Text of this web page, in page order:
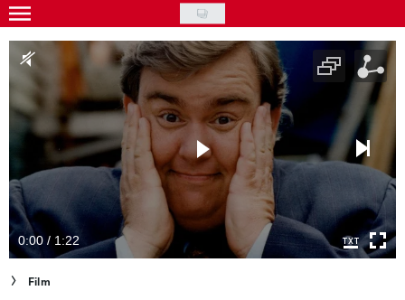
Skip
to
main
content
Gwiazdy
Ludzie
Moda
Uroda
Styl życia
Kultura
Wideo
0:00 / 1:22
Film